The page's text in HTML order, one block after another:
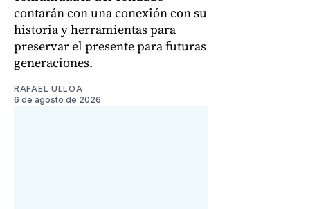
contarán con una conexión con su
historia y herramientas para
preservar el presente para futuras
generaciones.
RAFAEL ULLOA
6 de agosto de 2026